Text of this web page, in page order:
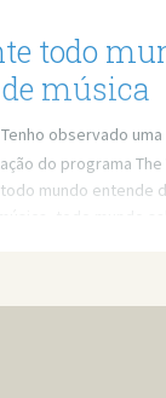
todo
música
Tenho observado
do programa The
mundo entende
todo mundo